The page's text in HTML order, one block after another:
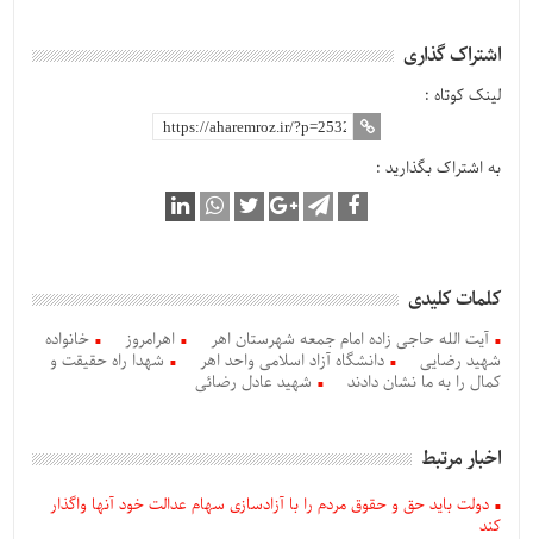
اشتراک گذاری
لینک کوتاه :
به اشتراک بگذارید :
کلمات کلیدی
آیت الله حاجی زاده امام جمعه شهرستان اهر اهرامروز
خانواده
شهید رضایی
دانشگاه آزاد اسلامی واحد اهر
شهدا راه حقیقت و
کمال را به ما نشان دادند
شهید عادل رضائی
اخبار مرتبط
دولت باید حق و حقوق مردم را با آزادسازی سهام عدالت خود آنها واگذار
کند